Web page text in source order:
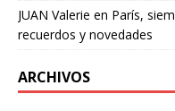
JUAN Valerie en París,
recuerdos y novedades
ARCHIVOS